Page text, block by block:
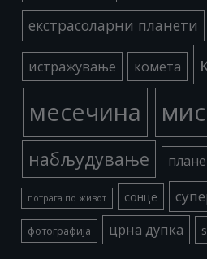
екстрасоларни планети
истражување комета
месечина
набљудување
потрага по живот сонце
фотографија црна дупка